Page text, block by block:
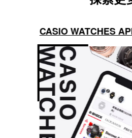
CASIO WATCHES